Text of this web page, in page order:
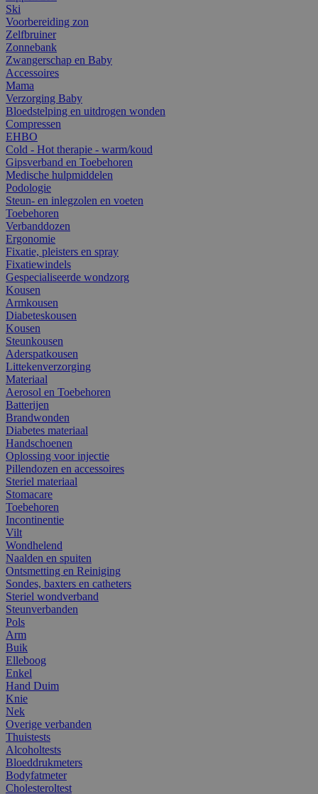
Ski
Voorbereiding zon
Zelfbruiner
Zonnebank
Zwangerschap en Baby
Accessoires
Mama
Verzorging Baby
Bloedstelping en uitdrogen wonden
Compressen
EHBO
Cold - Hot therapie - warm/koud
Gipsverband en Toebehoren
Medische hulpmiddelen
Podologie
Steun- en inlegzolen en voeten
Toebehoren
Verbanddozen
Ergonomie
Fixatie, pleisters en spray
Fixatiewindels
Gespecialiseerde wondzorg
Kousen
Armkousen
Diabeteskousen
Kousen
Steunkousen
Aderspatkousen
Littekenverzorging
Materiaal
Aerosol en Toebehoren
Batterijen
Brandwonden
Diabetes materiaal
Handschoenen
Oplossing voor injectie
Pillendozen en accessoires
Steriel materiaal
Stomacare
Toebehoren
Incontinentie
Vilt
Wondhelend
Naalden en spuiten
Ontsmetting en Reiniging
Sondes, baxters en catheters
Steriel wondverband
Steunverbanden
Pols
Arm
Buik
Elleboog
Enkel
Hand Duim
Knie
Nek
Overige verbanden
Thuistests
Alcoholtests
Bloeddrukmeters
Bodyfatmeter
Cholesteroltest